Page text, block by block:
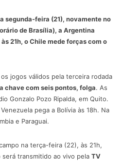
segunda-feira (21), novamente no
de Brasília), a Argentina
21h, o Chile mede forças com o
jogos válidos pela terceira rodada
chave com seis pontos, folga. As
Gonzalo Pozo Ripalda, em Quito.
pega a Bolívia às 18h. Na
e Paraguai.
na terça-feira (22), às 21h,
transmitido ao vivo pela TV